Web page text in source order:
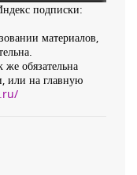
подписки:
материалов,
обязательна
или на главную